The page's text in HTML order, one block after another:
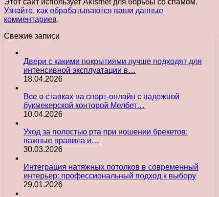
Узнайте, как обрабатываются ваши данные
комментариев.
Свежие записи
Двери с какими покрытиями лучше подходят для
интенсивной эксплуатации в…
18.04.2026
Все о ставках на спорт-онлайн с надежной
букмекерской конторой Мелбет…
10.04.2026
Уход за полостью рта при ношении брекетов:
важные правила и…
30.03.2026
Интеграция натяжных потолков в современный
интерьер: профессиональный подход к выбору
29.01.2026